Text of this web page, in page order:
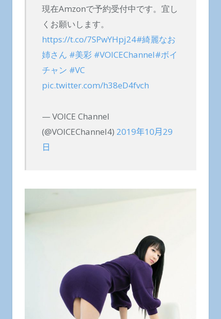
現在Amzonで予約受付中です。宜し
くお願いします。
https://t.co/7SPwYHpj24#綺麗なお
姉さん #美彩 #VOICEChannel#ボイ
チャン #VC
pic.twitter.com/h38eD4fvch
— VOICE Channel
(@VOICEChannel4) 2019年10月29
日